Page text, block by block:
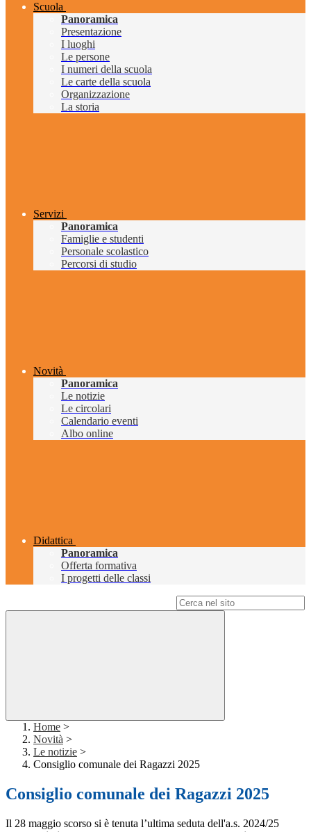
Scuola
Panoramica
Presentazione
I luoghi
Le persone
I numeri della scuola
Le carte della scuola
Organizzazione
La storia
Servizi
Panoramica
Famiglie e studenti
Personale scolastico
Percorsi di studio
Novità
Panoramica
Le notizie
Le circolari
Calendario eventi
Albo online
Didattica
Panoramica
Offerta formativa
I progetti delle classi
Home >
Novità >
Le notizie >
Consiglio comunale dei Ragazzi 2025
Consiglio comunale dei Ragazzi 2025
Il 28 maggio scorso si è tenuta l’ultima seduta dell'a.s. 2024/25